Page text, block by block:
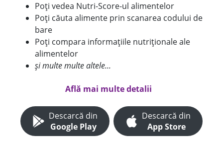
Poți vedea Nutri-Score-ul alimentelor
Poți căuta alimente prin scanarea codului de
bare
Poți compara informațiile nutriționale ale
alimentelor
și multe multe altele...
Află mai multe detalii
Descarcă din
Google Play
Descarcă din
App Store